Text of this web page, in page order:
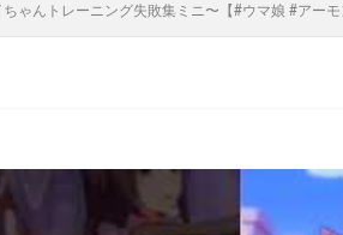
ゃんトレーニング失敗集ミニ〜【#ウマ娘 #アーモ